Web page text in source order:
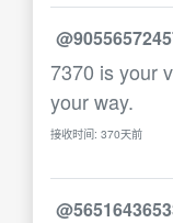
7370 is your
your way.
接收时间: 370天前